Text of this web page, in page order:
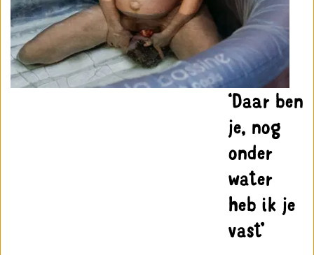
‘Daar ben
je, nog
onder
water
heb ik je
vast’